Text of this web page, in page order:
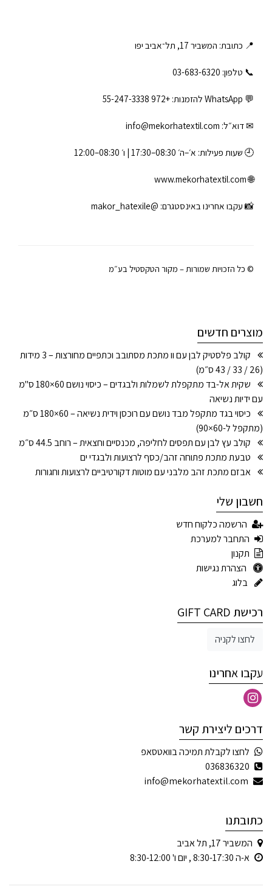
📍 כתובת: המשביר 17, תל־אביב יפו
📞 טלפון: ‎03-683-6320
💬 WhatsApp להזמנות: +972 55-247-3338
✉ דוא״ל: info@mekorhatextil.com
🕘 שעות פעילות: א׳–ה׳ 08:30–17:30 | ו׳ 08:30–12:00
🌐
www.mekorhatextil.com
📸 עקבו אחרינו באינסטגרם: @makor_hatexile
© כל הזכויות שמורות – מקור הטקסטיל בע״מ
מוצרים חדשים
קולב פלסטיק לבן עם וו מתכת מסתובב וכתפיים מחורצות – 3 מידות
(26 / 33 / 43 ס״מ)
שקית אל-בד מתקפלת לשמלות ולבגדים – כיסוי נושם 60×180 ס"מ
עם ידיות נשיאה
כיסוי בגד מתקפל מבד נושם עם רוכסן וידית נשיאה – 60×180 ס״מ
(מתקפל ל-60×90)
קולב עץ לבן עם תפסים לחליפה, מכנסיים וחצאית – רוחב 44.5 ס״מ
טבעת מתכת פתוחה זהב/כסף לרצועות ולבגדי ים
אבזם מתכת זהב מלבני עם מוטות דקורטיביים לרצועות וחגורות
חשבון שלי
הרשמה כלקוח חדש
התחבר למערכת
תקנון
הצהרת נגישות
בלוג
רכישת GIFT CARD
לחצו לקניה
עקבו אחרינו
דרכים ליצירת קשר
לחצו לקבלת תמיכה בוואטסאפ
036836320
info@mekorhatextil.com
כתובתנו
המשביר 17, תל אביב
א-ה 8:30-17:30 , יום ו' 8:30-12:00